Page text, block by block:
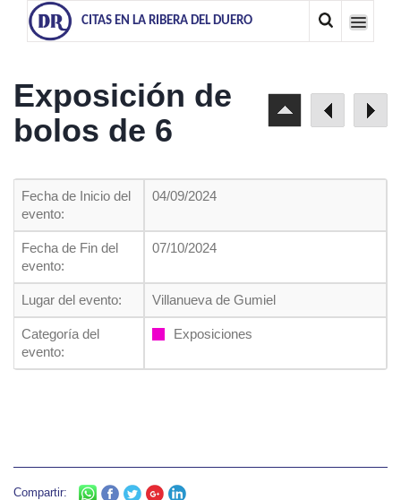
CITAS EN LA RIBERA DEL DUERO
Exposición de
bolos de 6
Fecha de Inicio del
evento:
04/09/2024
Fecha de Fin del
evento:
07/10/2024
Lugar del evento: Villanueva de Gumiel
Categoría del
evento:
Exposiciones
Compartir: